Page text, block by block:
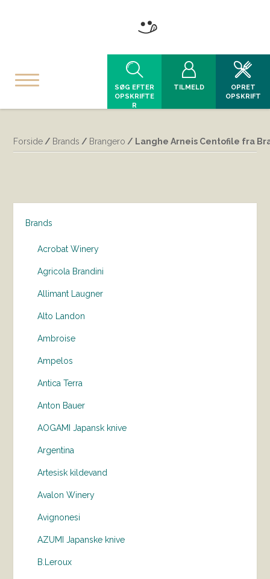
SØG EFTER
OPSKRIFTE
R
TILMELD
OPRET
OPSKRIFT
Forside / Brands / Brangero / Langhe Arneis Centofile fra
Brands
Acrobat Winery
Agricola Brandini
Allimant Laugner
Alto Landon
Ambroise
Ampelos
Antica Terra
Anton Bauer
AOGAMI Japansk knive
Argentina
Artesisk kildevand
Avalon Winery
Avignonesi
AZUMI Japanske knive
B.Leroux